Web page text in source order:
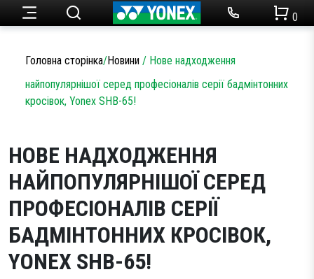
Теніс
Ракетки для тенісу
Струни для тенісу
Сумки для ракеток
М’ячі для тенісу
Намотки
Набори для бадмінтону
Ракетки для бадмінтону
Кросівки для бадмінтону
Струни для бадмінтону
Сумки для ракеток
Аксесуари
Чоловічий одяг
Дитячий одяг
Аксесуари
Новини
Огляди товарів
Партнерство
0
Головна сторінка/Новини / Нове надходження
найпопулярнішої серед професіоналів серії бадмінтонних
кросівок, Yonex SHB-65!
НОВЕ НАДХОДЖЕННЯ
НАЙПОПУЛЯРНІШОЇ СЕРЕД
ПРОФЕСІОНАЛІВ СЕРІЇ
БАДМІНТОННИХ КРОСІВОК,
YONEX SHB-65!